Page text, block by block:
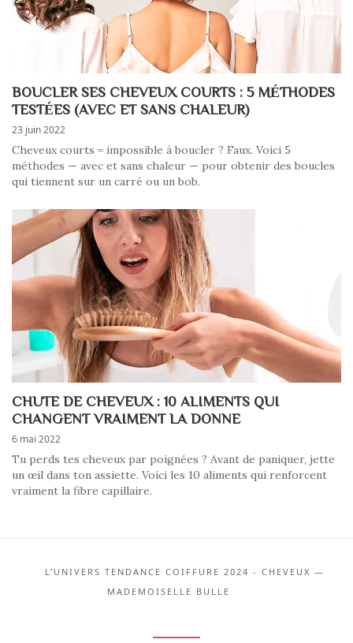
BOUCLER SES CHEVEUX COURTS : 5 MÉTHODES
TESTÉES (AVEC ET SANS CHALEUR)
23 juin 2022
Cheveux courts = impossible à boucler ? Faux. Voici 5
méthodes — avec et sans chaleur — pour obtenir des boucles
qui tiennent sur un carré ou un bob.
CHUTE DE CHEVEUX : 10 ALIMENTS QUI
CHANGENT VRAIMENT LA DONNE
6 mai 2022
Tu perds tes cheveux par poignées ? Avant de paniquer, jette
un œil dans ton assiette. Voici les 10 aliments qui renforcent
vraiment la fibre capillaire.
L’UNIVERS TENDANCE COIFFURE 2024 - CHEVEUX —
MADEMOISELLE BULLE